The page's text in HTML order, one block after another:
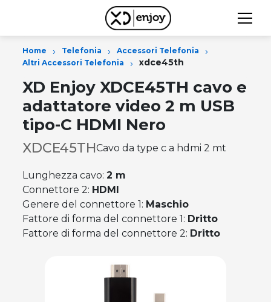
Home › Telefonia › Accessori Telefonia ›
Altri Accessori Telefonia › xdce45th
XD Enjoy XDCE45TH cavo e
adattatore video 2 m USB
tipo-C HDMI Nero
XDCE45THCavo da type c a hdmi 2 mt
Lunghezza cavo:2 m
Connettore 2: HDMI
Genere del connettore 1: Maschio
Fattore di forma del connettore 1: Dritto
Fattore di forma del connettore 2: Dritto